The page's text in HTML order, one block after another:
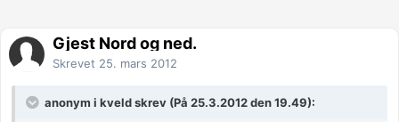
Gjest Nord og ned.
Skrevet 25. mars 2012
anonym i kveld skrev (På 25.3.2012 den 19.49):